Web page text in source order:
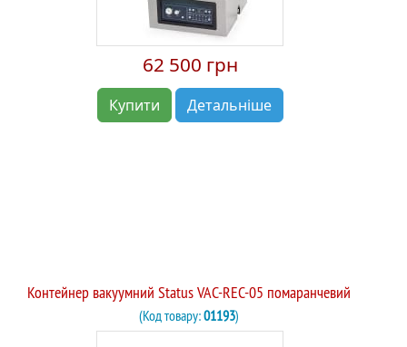
62 500 грн
Купити Детальніше
Контейнер вакуумний Status VAC-REC-05 помаранчевий
(Код товару:01193)